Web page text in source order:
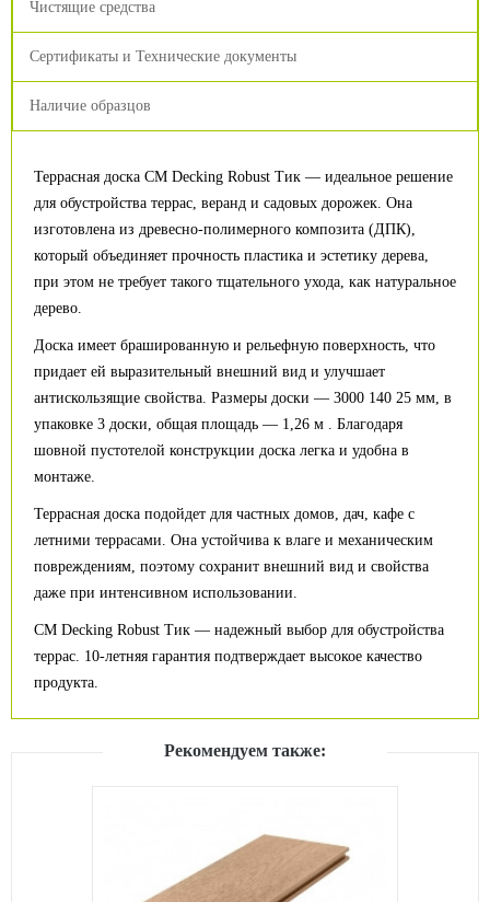
Чистящие средства
Сертификаты и Технические документы
Наличие образцов
Террасная доска CM Decking Robust Тик — идеальное решение
для обустройства террас, веранд и садовых дорожек. Она
изготовлена из древесно-полимерного композита (ДПК),
который объединяет прочность пластика и эстетику дерева,
при этом не требует такого тщательного ухода, как натуральное
дерево.
Доска имеет брашированную и рельефную поверхность, что
придает ей выразительный внешний вид и улучшает
антискользящие свойства. Размеры доски — 3000 140 25 мм, в
упаковке 3 доски, общая площадь — 1,26 м . Благодаря
шовной пустотелой конструкции доска легка и удобна в
монтаже.
Террасная доска подойдет для частных домов, дач, кафе с
летними террасами. Она устойчива к влаге и механическим
повреждениям, поэтому сохранит внешний вид и свойства
даже при интенсивном использовании.
CM Decking Robust Тик — надежный выбор для обустройства
террас. 10-летняя гарантия подтверждает высокое качество
продукта.
Рекомендуем также: